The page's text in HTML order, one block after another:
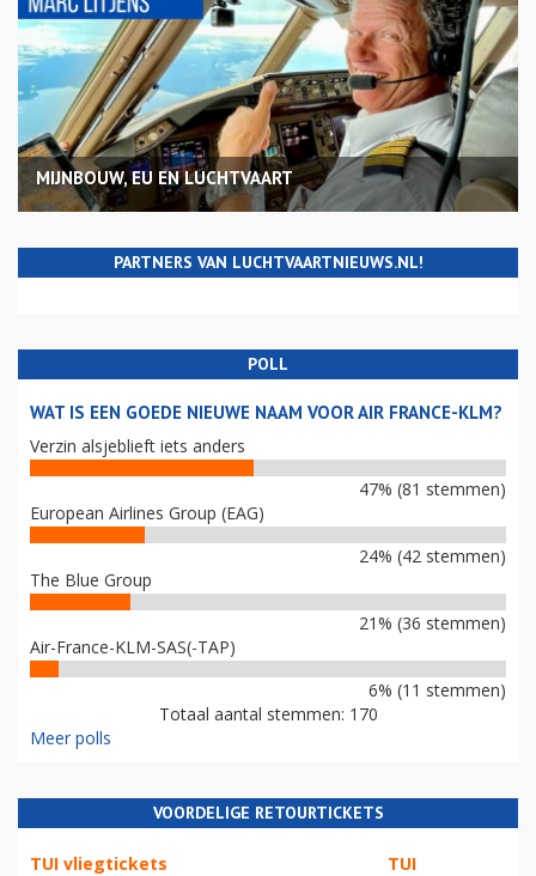
MIJNBOUW, EU EN LUCHTVAART
PARTNERS VAN LUCHTVAARTNIEUWS.NL!
POLL
WAT IS EEN GOEDE NIEUWE NAAM VOOR AIR FRANCE-KLM?
Verzin alsjeblieft iets anders
47% (81 stemmen)
European Airlines Group (EAG)
24% (42 stemmen)
The Blue Group
21% (36 stemmen)
Air-France-KLM-SAS(-TAP)
6% (11 stemmen)
Totaal aantal stemmen: 170
Meer polls
VOORDELIGE RETOURTICKETS
TUI vliegtickets TUI